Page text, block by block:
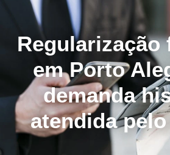
Regularização
em Porto
demanda
atendida